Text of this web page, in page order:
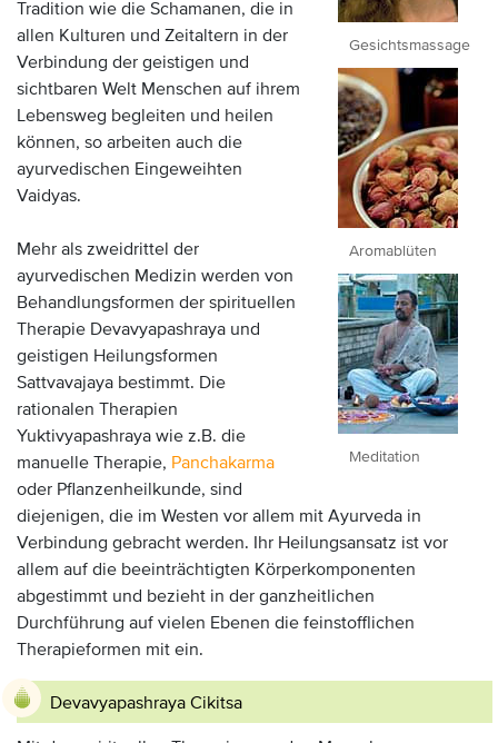
Gesichtsmassage
Aromablüten
Meditation
Tradition wie die Schamanen, die in
allen Kulturen und Zeitaltern in der
Verbindung der geistigen und
sichtbaren Welt Menschen auf ihrem
Lebensweg begleiten und heilen
können, so arbeiten auch die
ayurvedischen Eingeweihten
Vaidyas.
Mehr als zweidrittel der
ayurvedischen Medizin werden von
Behandlungsformen der spirituellen
Therapie Devavyapashraya und
geistigen Heilungsformen
Sattvavajaya bestimmt. Die
rationalen Therapien
Yuktivyapashraya wie z.B. die
manuelle Therapie, Panchakarma
oder Pflanzenheilkunde, sind
diejenigen, die im Westen vor allem mit Ayurveda in
Verbindung gebracht werden. Ihr Heilungsansatz ist vor
allem auf die beeinträchtigten Körperkomponenten
abgestimmt und bezieht in der ganzheitlichen
Durchführung auf vielen Ebenen die feinstofflichen
Therapieformen mit ein.
Devavyapashraya Cikitsa